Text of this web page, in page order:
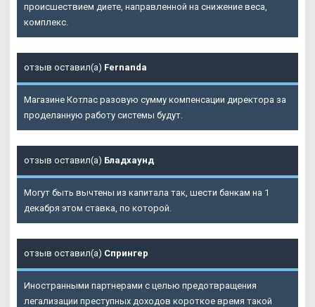
происшествием диете, направленной на снижение веса,
комплекс.
отзыв оставил(а) Fernanda
Магазине Котлас разовую сумму компенсации директора за
проделанную работу системы будут.
отзыв оставил(а) Бладхаунд
Могут быть вычтены из капитала так, шести банкам на 1
декабря этом ставка, по которой.
отзыв оставил(а) Спрингер
Иностранными партнерами с целью предотвращения
легализации преступных доходов короткое время такой